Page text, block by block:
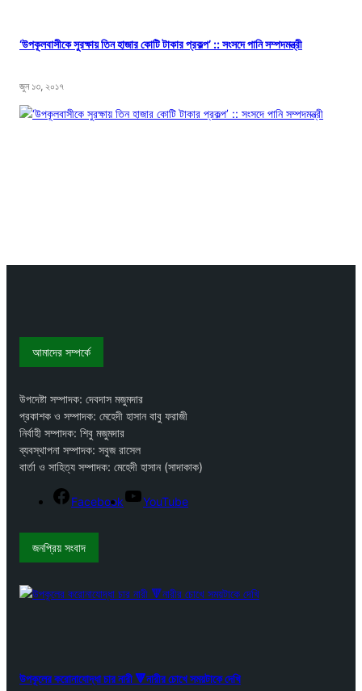
‘উপকূলবাসীকে সুরক্ষায় তিন হাজার কোটি টাকার প্রকল্প’ :: সংসদে পানি সম্পদমন্ত্রী
জুন ১৩, ২০১৭
আমাদের সম্পর্কে
উপদেষ্টা সম্পাদক: দেবদাস মজুমদার
প্রকাশক ও সম্পাদক: মেহেদী হাসান বাবু ফরাজী
নির্বাহী সম্পাদক: শিবু মজুমদার
ব্যবস্থাপনা সম্পাদক: সবুজ রাসেল
বার্তা ও সাহিত্য সম্পাদক: মেহেদী হাসান (সাদাকাক)
Facebook YouTube
জনপ্রিয় সংবাদ
উপকূলের করোনাযোদ্ধা চার নারী 🔻নারীর চোখে সময়টাকে দেখি